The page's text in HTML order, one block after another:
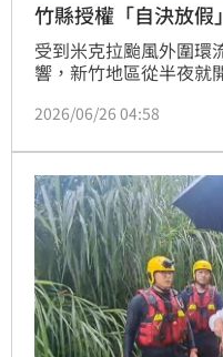
竹縣授權「自決放
受到米克拉颱風外圍環
響，新竹地區從半夜就
成宣布放假的時間點不
「搞死地方鄉鎮公所」
2026/06/26 04:58